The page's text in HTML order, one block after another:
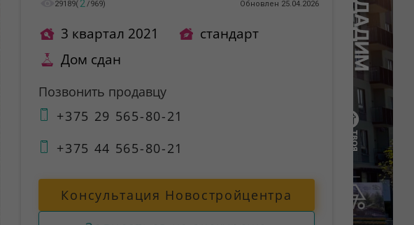
29189( 2 /969) Обновлен 25.04.2026
3 квартал 2021
стандарт
Дом сдан
Позвонить продавцу
+375 29 565-80-21
+375 44 565-80-21
Консультация Новостройцентра